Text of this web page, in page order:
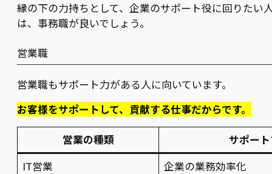
縁の下の力持ちとして、企業のサポート役に回りたい
は、事務職が良いでしょう。
営業職
営業職もサポート力がある人に向いています。
お客様をサポートして、貢献する仕事だからです。
営業の種類
サポー
IT営業
企業の業務効率化